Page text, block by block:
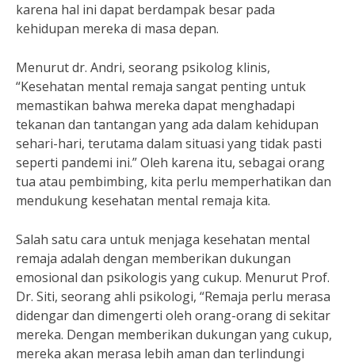
karena hal ini dapat berdampak besar pada
kehidupan mereka di masa depan.
Menurut dr. Andri, seorang psikolog klinis,
“Kesehatan mental remaja sangat penting untuk
memastikan bahwa mereka dapat menghadapi
tekanan dan tantangan yang ada dalam kehidupan
sehari-hari, terutama dalam situasi yang tidak pasti
seperti pandemi ini.” Oleh karena itu, sebagai orang
tua atau pembimbing, kita perlu memperhatikan dan
mendukung kesehatan mental remaja kita.
Salah satu cara untuk menjaga kesehatan mental
remaja adalah dengan memberikan dukungan
emosional dan psikologis yang cukup. Menurut Prof.
Dr. Siti, seorang ahli psikologi, “Remaja perlu merasa
didengar dan dimengerti oleh orang-orang di sekitar
mereka. Dengan memberikan dukungan yang cukup,
mereka akan merasa lebih aman dan terlindungi